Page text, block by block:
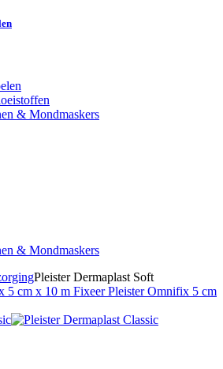
& Mondmaskers
& Mondmaskers
Pleister Dermaplast Soft
Fixeer Pleister Omnifix 5 cm